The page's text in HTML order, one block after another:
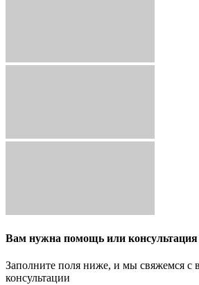
Вам нужна помощь или консультация
Заполните поля ниже, и мы свяжемся с
консультации